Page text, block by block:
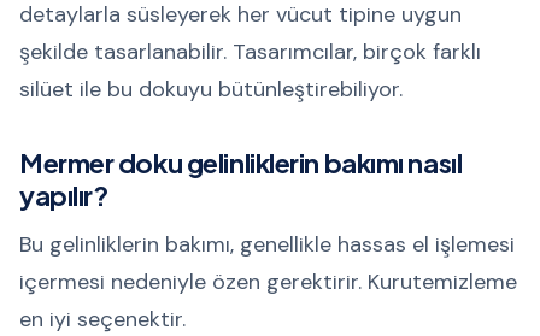
detaylarla süsleyerek her vücut tipine uygun
şekilde tasarlanabilir. Tasarımcılar, birçok farklı
silüet ile bu dokuyu bütünleştirebiliyor.
Mermer doku gelinliklerin bakımı nasıl
yapılır?
Bu gelinliklerin bakımı, genellikle hassas el işlemesi
içermesi nedeniyle özen gerektirir. Kurutemizleme
en iyi seçenektir.